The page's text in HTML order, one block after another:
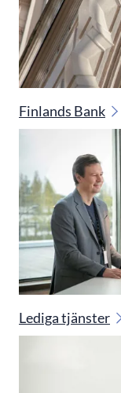
Finlands Bank
Lediga tjänster